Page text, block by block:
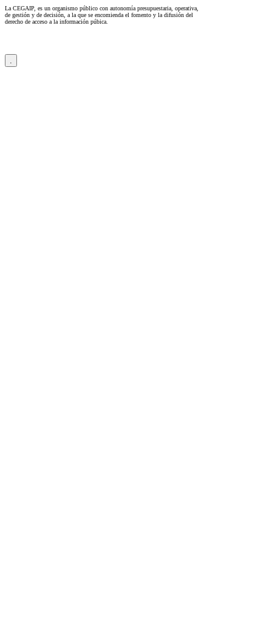
La CEGAIP, es un organismo público con autonomía presupuestaria, operativa,
de gestión y de decisión, a la que se encomienda el fomento y la difusión del
derecho de acceso a la información púbica.